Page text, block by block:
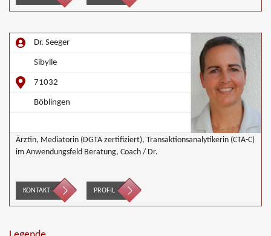
Dr. Seeger
Sibylle
71032
Böblingen
Ärztin, Mediatorin (DGTA zertifiziert), Transaktionsanalytikerin (CTA-C)
im Anwendungsfeld Beratung, Coach / Dr.
KONTAKT PROFIL